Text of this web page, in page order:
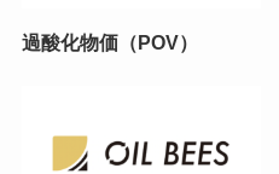
過酸化物価（POV）